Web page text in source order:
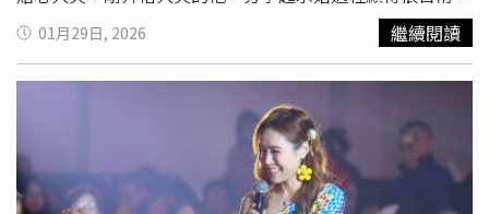
草案後，立法院卻因鄉愿「不敢惹農民」而未完整通過條例
修正，加上2000年《農業發展條例》上路後放寬了新訂定
的租佃關係束縛，「但舊約到期續約到底算新還舊」？蔡岳
臻直指「過渡期」亂象根本看不到盡頭。苦主許小姐（右
起）與夫婿陳先生淚訴娘家祖產被佃農主張「三七五條例」
耕作權而轉賣卡關多年，民事訴訟與行政訴訟皆敗是「惡法
擾民」。（圖／黃耀徵攝）曾擔任「三七五條例」行政訴訟
代理人律師黃子寧就坦言，自己受委任時還以為「三七五條
「我直接問我們什麼時候結婚，所以不算真正的求婚」。但
他感性坦言，老婆為了他放棄日本的生活
台灣，這讓他
深感責任重大，現在生活中的大小決定多半以對方為主，
「因為老婆為我犧牲很多，我一定要尊重她的意見。」同樣
在感情世界有新進度的，還有劇中與姚淳耀交往的郭書瑤。
她在最新劇情中，被直男姚淳耀的不解風情氣得七竅生煙。
戲外被問到是否可能與好友發展戀情？郭書瑤雖不排斥，但
直言機率不高：「會變成男朋友的對象，通常都不會是朋
01月29日, 2026 繼續閱讀